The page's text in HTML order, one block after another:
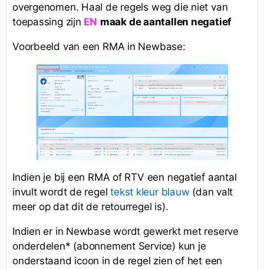
overgenomen. Haal de regels weg die niet van
toepassing zijn EN maak de aantallen negatief
Voorbeeld van een RMA in Newbase:
Indien je bij een RMA of RTV een negatief aantal
invult wordt de regeltekst kleur blauw (dan valt
meer op dat dit de retourregel is).
Indien er in Newbase wordt gewerkt met reserve
onderdelen* (abonnement Service) kun je
onderstaand icoon in de regel zien of het een